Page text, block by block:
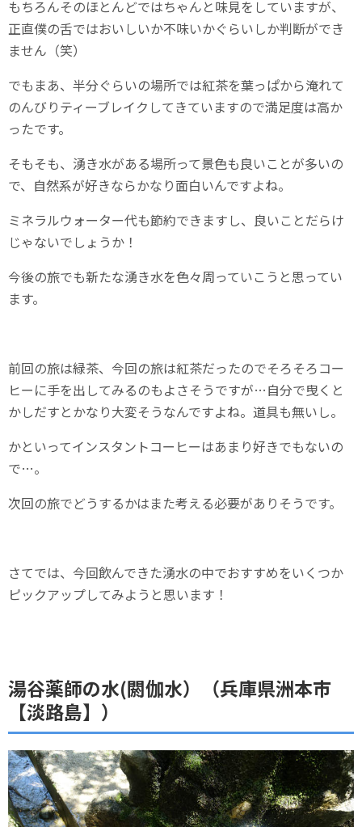
もちろんそのほとんどではちゃんと味見をしていますが、
正直僕の舌ではおいしいか不味いかぐらいしか判断ができ
ません（笑）
でもまあ、半分ぐらいの場所では紅茶を葉っぱから淹れて
のんびりティーブレイクしてきていますので満足度は高か
ったです。
そもそも、湧き水がある場所って景色も良いことが多いの
で、自然系が好きならかなり面白いんですよね。
ミネラルウォーター代も節約できますし、良いことだらけ
じゃないでしょうか！
今後の旅でも新たな湧き水を色々周っていこうと思ってい
ます。
前回の旅は緑茶、今回の旅は紅茶だったのでそろそろコー
ヒーに手を出してみるのもよさそうですが…自分で曳くと
かしだすとかなり大変そうなんですよね。道具も無いし。
かといってインスタントコーヒーはあまり好きでもないの
で…。
次回の旅でどうするかはまた考える必要がありそうです。
さてでは、今回飲んできた湧水の中でおすすめをいくつか
ピックアップしてみようと思います！
湯谷薬師の水(閼伽水）（兵庫県洲本市
【淡路島】）